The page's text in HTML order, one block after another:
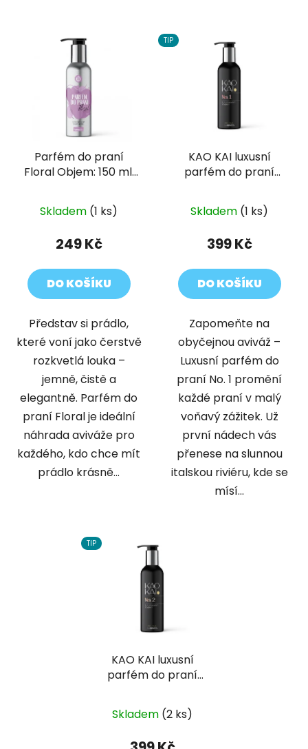
Parfém do praní
Floral Objem: 150 ml,
Skladem (1 ks)
249 Kč
DO KOŠÍKU
Představ si prádlo,
které voní jako čerstvě
rozkvetlá louka –
jemně, čistě a
elegantně. Parfém do
praní Floral je ideální
náhrada aviváže pro
každého, kdo chce mít
prádlo krásně...
TIP
KAO KAI luxusní
parfém do praní
francouzskou vůní No.
1 150 ml
Skladem (1 ks)
399 Kč
DO KOŠÍKU
Zapomeňte na
obyčejnou aviváž –
Luxusní parfém do
praní No. 1 promění
každé praní v malý
voňavý zážitek. Už
první nádech vás
přenese na slunnou
italskou riviéru, kde se
mísí...
TIP
KAO KAI luxusní
parfém do praní
francouzskou vůní No.
2 150 ml
Skladem (2 ks)